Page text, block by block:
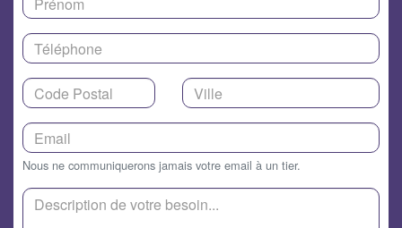
Nous ne communiquerons jamais votre email à un tier.